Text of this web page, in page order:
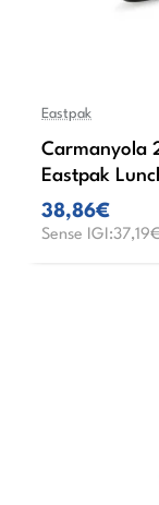
Eastpak
Carmanyola
Eastpak
38,86€
Sense